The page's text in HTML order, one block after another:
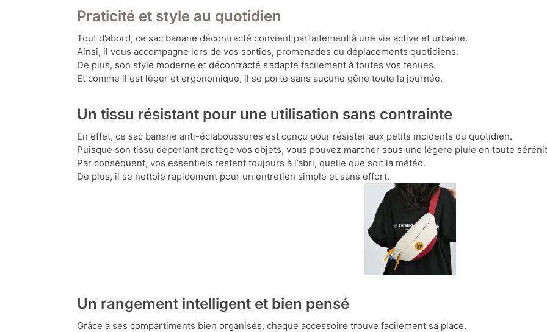
Praticité et style au quotidien
Tout d’abord, ce sac banane décontracté convient parfaitement à une vie active et urbaine.
Ainsi, il vous accompagne lors de vos sorties, promenades ou déplacements quotidiens.
De plus, son style moderne et décontracté s’adapte facilement à toutes vos tenues.
Et comme il est léger et ergonomique, il se porte sans aucune gêne toute la journée.
Un tissu résistant pour une utilisation sans contrainte
En effet, ce sac banane anti-éclaboussures est conçu pour résister aux petits incidents du quotidien.
Puisque son tissu déperlant protège vos objets, vous pouvez marcher sous une légère pluie en toute
Par conséquent, vos essentiels restent toujours à l’abri, quelle que soit la météo.
De plus, il se nettoie rapidement pour un entretien simple et sans effort.
Un rangement intelligent et bien pensé
Grâce à ses compartiments bien organisés, chaque accessoire trouve facilement sa place.